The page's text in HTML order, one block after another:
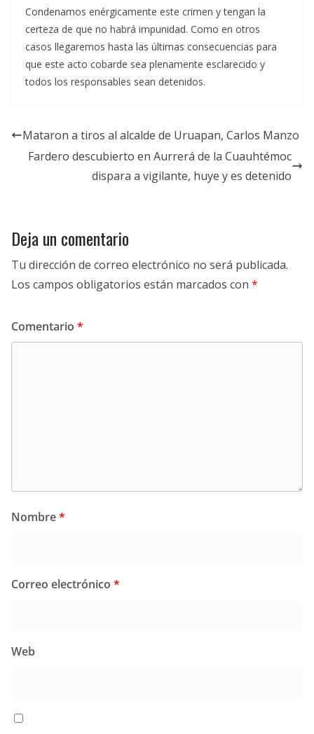
Condenamos enérgicamente este crimen y tengan la
certeza de que no habrá impunidad. Como en otros
casos llegaremos hasta las últimas consecuencias para
que este acto cobarde sea plenamente esclarecido y
todos los responsables sean detenidos.
Mataron a tiros al alcalde de Uruapan, Carlos Manzo
Fardero descubierto en Aurrerá de la Cuauhtémoc
dispara a vigilante, huye y es detenido
Deja un comentario
Tu dirección de correo electrónico no será publicada.
Los campos obligatorios están marcados con *
Comentario *
Nombre*
Correo electrónico *
Web